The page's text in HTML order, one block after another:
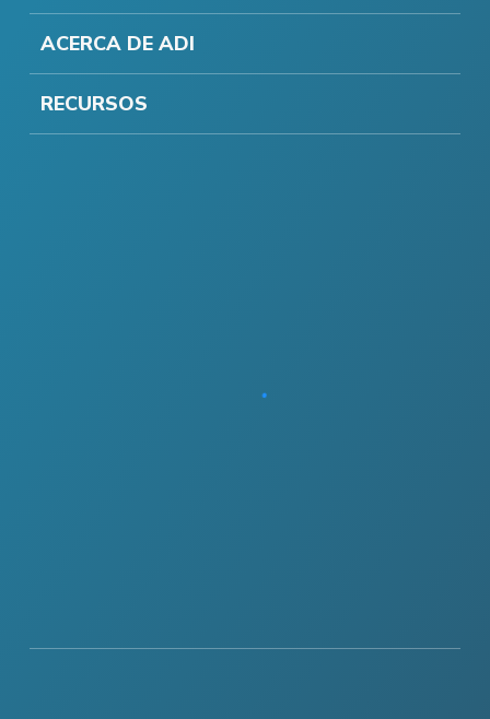
ACERCA DE ADI
RECURSOS